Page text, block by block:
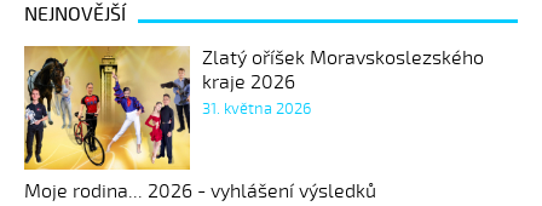
NEJNOVĚJŠÍ
Zlatý oříšek Moravskoslezského
kraje 2026
31. května 2026
Moje rodina... 2026 - vyhlášení výsledků